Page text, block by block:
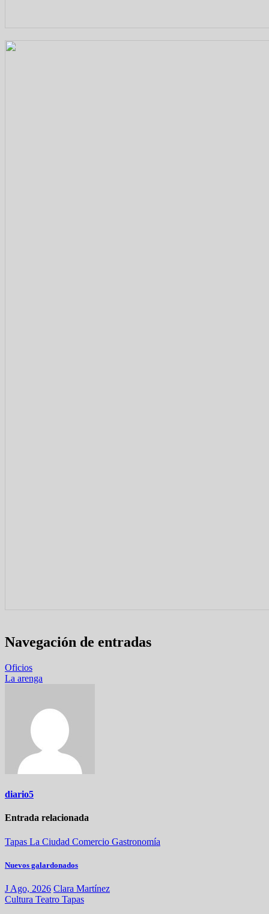
Navegación de entradas
Oficios
La arenga
diario5
Entrada relacionada
Tapas La Ciudad Comercio Gastronomía
Nuevos galardonados
J Ago, 2026 Clara Martínez
Cultura Teatro Tapas